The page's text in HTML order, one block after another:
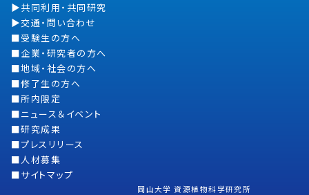
共同利用・共同研究
交通・問い合わせ
受験生の方へ
企業・研究者の方へ
地域・社会の方へ
修了生の方へ
所内限定
ニュース＆イベント
研究成果
プレスリリース
人材募集
サイトマップ
岡山大学 資源植物科学研究所